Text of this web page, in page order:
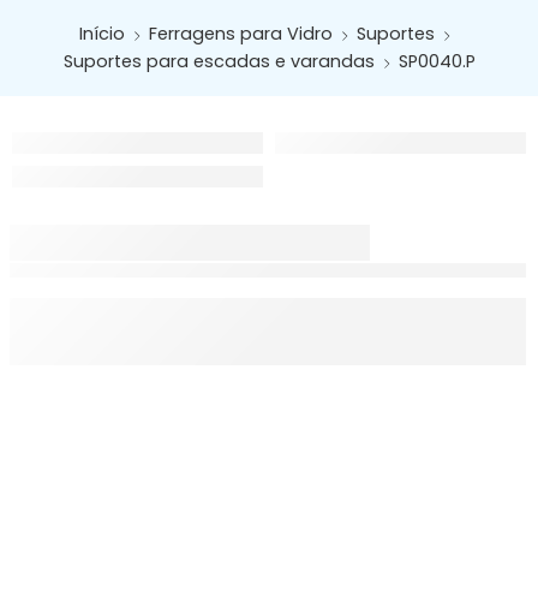
Início Ferragens para Vidro
Suportes
Suportes para escadas e varandas
SP0040.P